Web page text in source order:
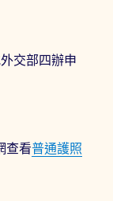
交部四辦申
查看普通護照